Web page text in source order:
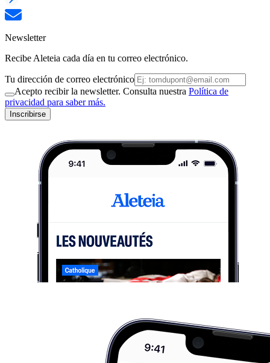
Newsletter
Recibe Aleteia cada día en tu correo electrónico.
Tu dirección de correo electrónico
Acepto recibir la newsletter. Consulta nuestra Política de
privacidad para saber más.
Inscribirse